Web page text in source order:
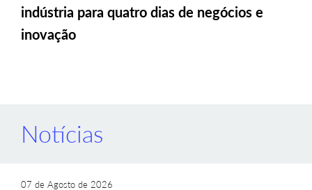
indústria para quatro dias de negócios e
inovação
Notícias
07 de Agosto de 2026